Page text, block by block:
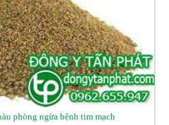
phòng ngừa bệnh tim mạch